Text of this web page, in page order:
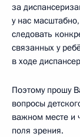
за
у нас
следовать
связанных у
в ходе
Поэтому прошу
вопросы
важном месте и
поля зрения.